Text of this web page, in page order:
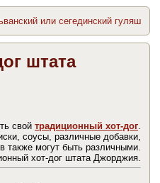
или сегединский гуляш
штата
свой традиционный хот-дог
соусы, различные добавки,
также могут быть различными.
хот-дог штата Джорджия.